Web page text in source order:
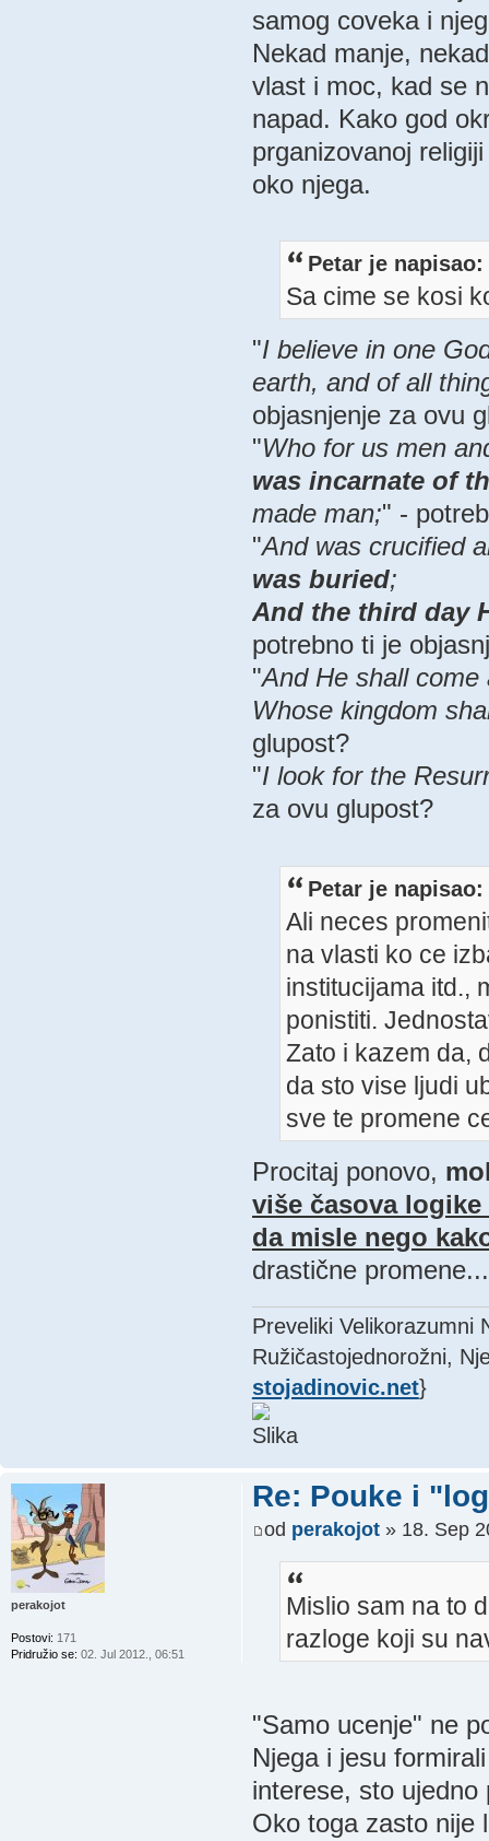
samog coveka i
Nekad manje,
vlast i moc, kad se
napad. Kako god
prganizovanoj
oko njega.
Petar je napisao:
Sa cime se kosi
"I believe in one
earth, and of all
objasnjenje za ovu
"Who for us men
was incarnate of
made man;" -
"And was crucified
was buried;
And the third day
potrebno ti je
"And He shall
Whose kingdom
glupost?
"I look for the
za ovu glupost?
Petar je napisao:
Ali neces
na vlasti ko ce
institucijama itd.,
ponistiti.
Zato i kazem da,
da sto vise ljudi
sve te promene
Procitaj ponovo,
više časova
da misle nego
drastične
Preveliki Velikorazumni
Ružičastojednorožni,
stojadinovic.net}
Re: Pouke i
od perakojot» 18. Sep
Mislio sam na to
razloge koji su
"Samo ucenje" ne
Njega i jesu
interese, sto
Oko toga zasto nije
perakojot
Postovi: 171
Pridružio se: 02. Jul 2012., 06:51